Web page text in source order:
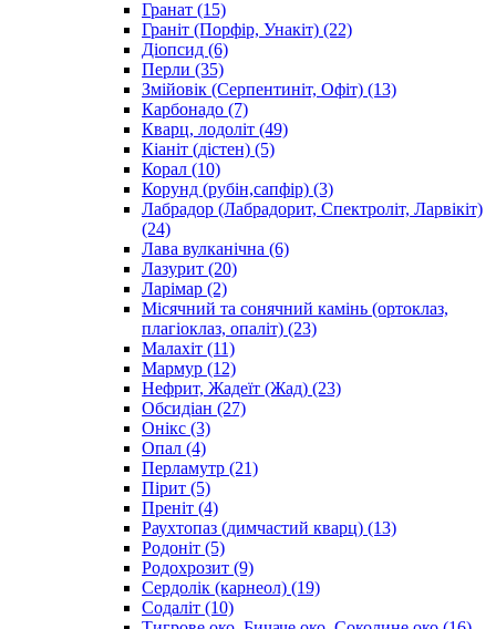
Гранат (15)
Граніт (Порфір, Унакіт) (22)
Діопсид (6)
Перли (35)
Змійовік (Серпентиніт, Офіт) (13)
Карбонадо (7)
Кварц, лодоліт (49)
Кіаніт (дістен) (5)
Корал (10)
Корунд (рубін,сапфір) (3)
Лабрадор (Лабрадорит, Спектроліт, Ларвікіт)
(24)
Лава вулканічна (6)
Лазурит (20)
Ларімар (2)
Місячний та сонячний камінь (ортоклаз,
плагіоклаз, опаліт) (23)
Малахіт (11)
Мармур (12)
Нефрит, Жадеїт (Жад) (23)
Обсидіан (27)
Онікс (3)
Опал (4)
Перламутр (21)
Пірит (5)
Преніт (4)
Раухтопаз (димчастий кварц) (13)
Родоніт (5)
Родохрозит (9)
Сердолік (карнеол) (19)
Содаліт (10)